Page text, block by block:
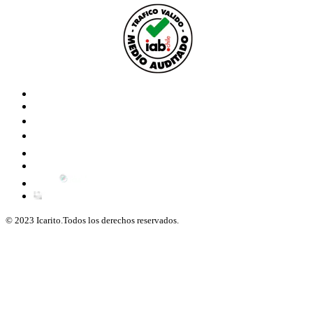
© 2023 Icarito.Todos los derechos reservados.